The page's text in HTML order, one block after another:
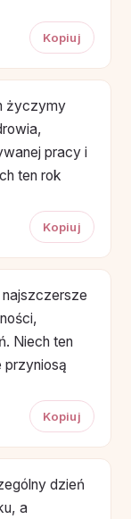
Kopiuj
życzymy
pracy i
ten rok
Kopiuj
najszczersze
Niech ten
przyniosą
Kopiuj
dzień
a